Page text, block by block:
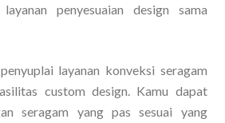
penyesuaian design sama
layanan konveksi seragam
custom design. Kamu dapat
seragam yang pas sesuai yang